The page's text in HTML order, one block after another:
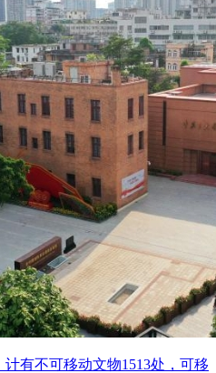
有不可移动文物1513处，可移